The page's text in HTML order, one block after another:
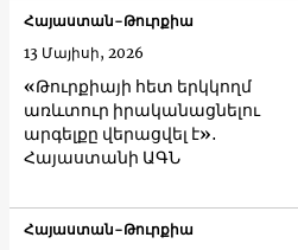
«Թուրքիայի հետ երկկողմ
առևտուր իրականացնելու
արգելքը վերացվել է»․
Հայաստանի ԱԳՆ
Հայաստան-Թուրքիա
13 Մայիսի, 2026
Հայաստան-Թուրքիա